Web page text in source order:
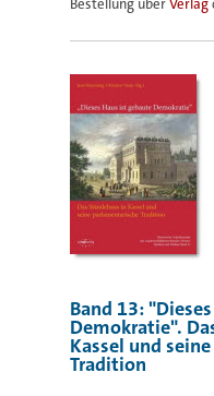
Bestellung überVerlag
Band 13:
Demokratie".
Kassel und
Tradition